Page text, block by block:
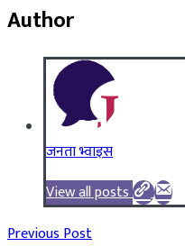
Author
जनता भ्वाइस
View all posts
Previous Post